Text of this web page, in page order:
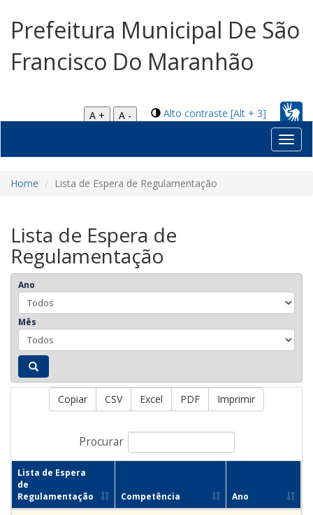
Prefeitura Municipal De São
Francisco Do Maranhão
Alto contraste [Alt + 3]
A +
A -
Home Lista de Espera de Regulamentação
Lista de Espera de
Regulamentação
Ano
Mês
Copiar CSV Excel PDF Imprimir
Procurar
Lista de Espera
de
Regulamentação
Competência Ano